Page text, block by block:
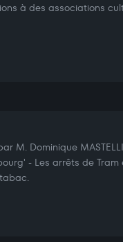
à des associations
M. Dominique
- Les arrêts de Tram